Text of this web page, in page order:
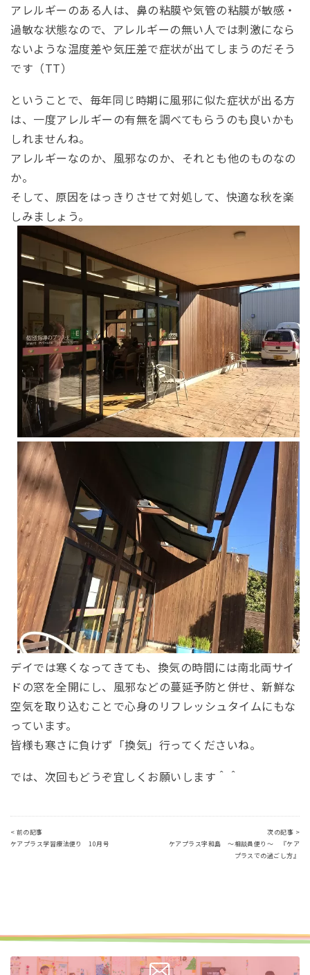
アレルギーのある人は、鼻の粘膜や気管の粘膜が敏感・
過敏な状態なので、アレルギーの無い人では刺激になら
ないような温度差や気圧差で症状が出てしまうのだそう
です（TT）
ということで、毎年同じ時期に風邪に似た症状が出る方
は、一度アレルギーの有無を調べてもらうのも良いかも
しれませんね。
アレルギーなのか、風邪なのか、それとも他のものなの
か。
そして、原因をはっきりさせて対処して、快適な秋を楽
しみましょう。
デイでは寒くなってきても、換気の時間には南北両サイ
ドの窓を全開にし、風邪などの蔓延予防と併せ、新鮮な
空気を取り込むことで心身のリフレッシュタイムにもな
っています。
皆様も寒さに負けず「換気」行ってくださいね。
では、次回もどうぞ宜しくお願いします＾＾
< 前の記事
ケアプラス学習療法便り 10月号
次の記事 >
ケアプラス宇和島 ～相談員便り～ 『ケア
プラスでの過ごし方』